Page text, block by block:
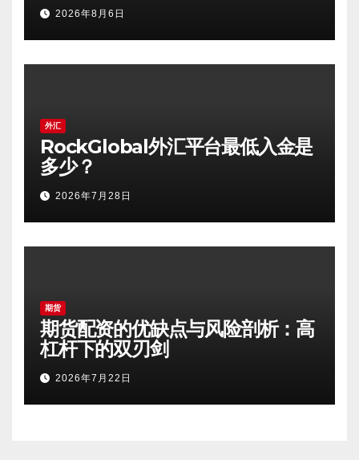
2026年8月6日
外汇
RockGlobal外汇平台最低入金是
多少？
2026年7月28日
期货
期货配资的优缺点与风险剖析：高
杠杆下的双刃剑
2026年7月22日